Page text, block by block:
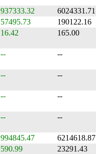
937333.32
6024331.71
57495.73
190122.16
16.42 165.00
-- --
-- --
-- --
-- --
994845.47
6214618.87
590.99 23291.43